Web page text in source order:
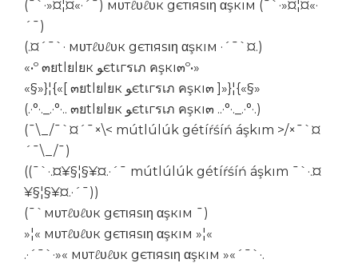
(¯`·»¤¦¤«·´¯) мυтℓυℓυк gєтιяѕιη αşкıм (¯`·»¤¦¤«·
´¯)
(.¤´¯`· мυтℓυℓυк gєтιяѕιη αşкıм ·´¯`¤.)
«•º ๓ยtlยlยк ﻮєtเгรเภ คşкı๓º•»
«§»}¦{«[ ๓ยtlยlยк ﻮєtเгรเภ คşкı๓ ]»}¦{«§»
(.·°·._.·°·.. ๓ยtlยlยк ﻮєtเгรเภ คşкı๓ ..·°·._.·°·.)
(¯\_/¯`¤´¯×\< mútlúlúk gétíŕśíń áşkım >/×¯`¤
´¯\_/¯)
((¯`·.¤¥§¦§¥¤.·´¯ mútlúlúk gétíŕśíń áşkım ¯`·.¤
¥§¦§¥¤.·´¯))
(¯`мυтℓυℓυк gєтιяѕιη αşкıм ¯)
»¦« мυтℓυℓυк gєтιяѕιη αşкıм »¦«
.·´¯`·»« мυтℓυℓυк gєтιяѕιη αşкıм »«´¯`·.